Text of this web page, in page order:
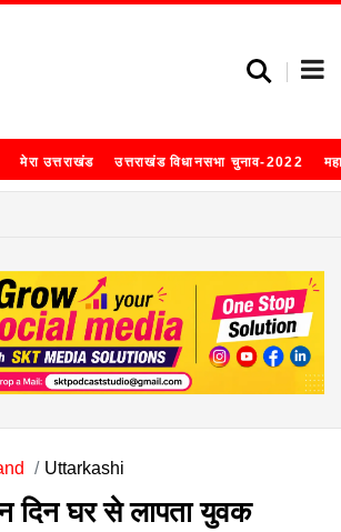
मेरा उत्तराखंड उत्तराखंड विधानसभा चुनाव-2022
Uttarkashi
दिन घर से लापता युवक